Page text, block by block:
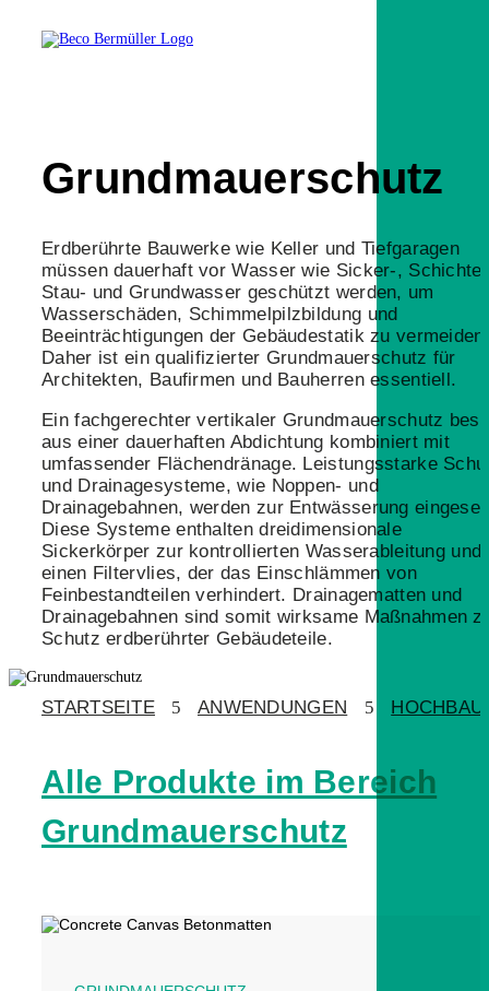
Grundmauerschutz
Erdberührte Bauwerke wie Keller und Tiefgaragen
müssen dauerhaft vor Wasser wie Sicker-,
Stau- und Grundwasser geschützt werden, um
Wasserschäden, Schimmelpilzbildung und
Beeinträchtigungen der Gebäudestatik zu vermeiden.
Daher ist ein qualifizierter Grundmauerschutz für
Architekten, Baufirmen und Bauherren essentiell.
Ein fachgerechter vertikaler Grundmauerschutz
aus einer dauerhaften Abdichtung kombiniert mit
umfassender Flächendränage. Leistungsstarke
und Drainagesysteme, wie Noppen- und
Drainagebahnen, werden zur Entwässerung
Diese Systeme enthalten dreidimensionale
Sickerkörper zur kontrollierten Wasserableitung und
einen Filtervlies, der das Einschlämmen von
Feinbestandteilen verhindert. Drainagematten und
Drainagebahnen sind somit wirksame Maßnahmen
Schutz erdberührter Gebäudeteile.
STARTSEITE 5 ANWENDUNGEN 5 HOCHBAU
Alle Produkte im Bereich
Grundmauerschutz